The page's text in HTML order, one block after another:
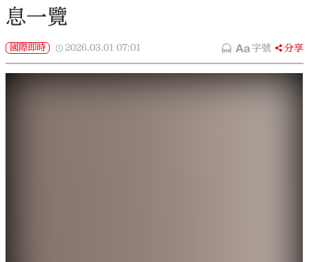
息一覽
國際即時 2026.03.01 07:01 字號 分享